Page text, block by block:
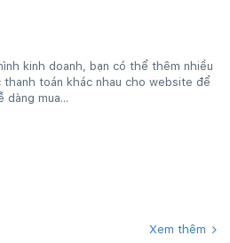
kinh doanh, bạn có thể thêm nhiều
toán khác nhau cho website để
dàng mua...
Xem thêm